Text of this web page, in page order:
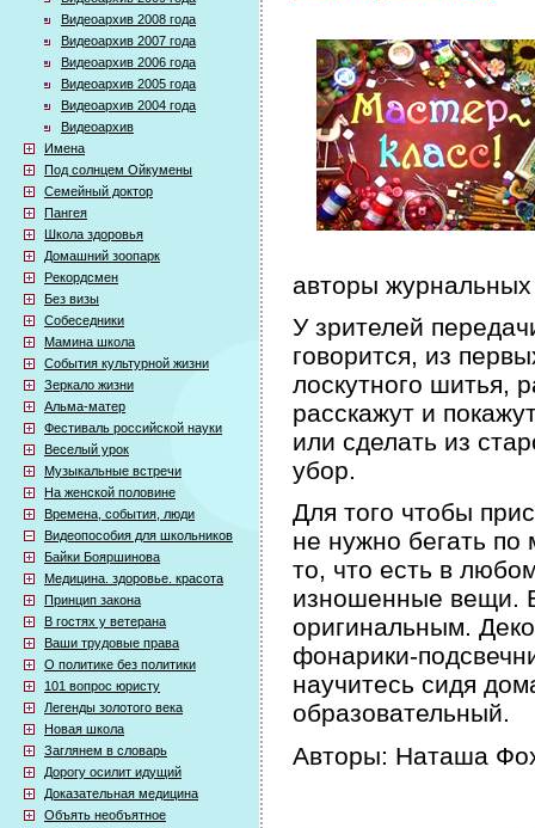
Видеоархив 2008 года
Видеоархив 2007 года
Видеоархив 2006 года
Видеоархив 2005 года
Видеоархив 2004 года
Видеоархив
Имена
Под солнцем Ойкумены
Семейный доктор
Пангея
Школа здоровья
Домашний зоопарк
Рекордсмен
Без визы
Собеседники
Мамина школа
События культурной жизни
Зеркало жизни
Альма-матер
Фестиваль российской науки
Веселый урок
Музыкальные встречи
На женской половине
Времена, события, люди
Видеопособия для школьников
Байки Бояршинова
Медицина. здоровье. красота
Принцип закона
В гостях у ветерана
Ваши трудовые права
О политике без политики
101 вопрос юристу
Легенды золотого века
Новая школа
Заглянем в словарь
Дорогу осилит идущий
Доказательная медицина
Объять необъятное
авторы журнальных
У зрителей
говорится, из
лоскутного шитья,
расскажут и
или сделать из
убор.
Для того чтобы
не нужно бегать по
то, что есть в
изношенные вещи.
оригинальным.
фонарики-
научитесь сидя
образовательный.
Авторы: Наташа